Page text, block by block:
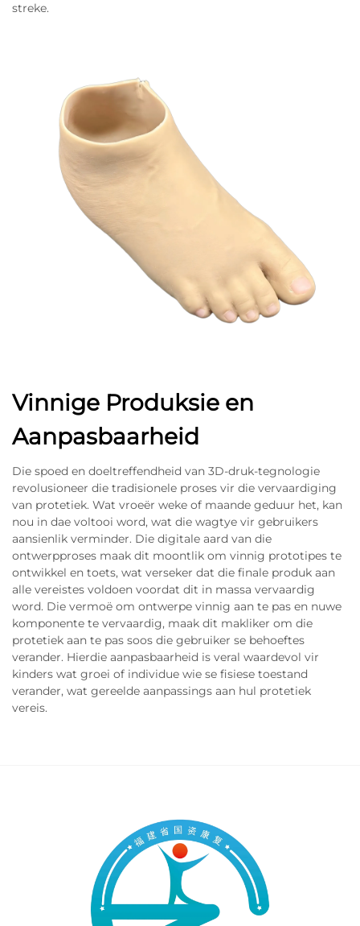
streke.
Vinnige Produksie en
Aanpasbaarheid
Die spoed en doeltreffendheid van 3D-druk-tegnologie
revolusioneer die tradisionele proses vir die vervaardiging
van protetiek. Wat vroeër weke of maande geduur het, kan
nou in dae voltooi word, wat die wagtye vir gebruikers
aansienlik verminder. Die digitale aard van die
ontwerpproses maak dit moontlik om vinnig prototipes te
ontwikkel en toets, wat verseker dat die finale produk aan
alle vereistes voldoen voordat dit in massa vervaardig
word. Die vermoë om ontwerpe vinnig aan te pas en nuwe
komponente te vervaardig, maak dit makliker om die
protetiek aan te pas soos die gebruiker se behoeftes
verander. Hierdie aanpasbaarheid is veral waardevol vir
kinders wat groei of individue wie se fisiese toestand
verander, wat gereelde aanpassings aan hul protetiek
vereis.